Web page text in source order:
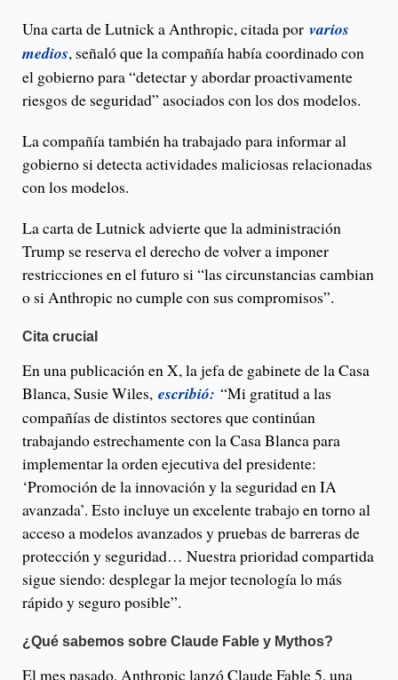
Una carta de Lutnick a Anthropic, citada por varios
medios, señaló que la compañía había coordinado con
el gobierno para “detectar y abordar proactivamente
riesgos de seguridad” asociados con los dos modelos.
La compañía también ha trabajado para informar al
gobierno si detecta actividades maliciosas relacionadas
con los modelos.
La carta de Lutnick advierte que la administración
Trump se reserva el derecho de volver a imponer
restricciones en el futuro si “las circunstancias cambian
o si Anthropic no cumple con sus compromisos”.
Cita crucial
En una publicación en X, la jefa de gabinete de la Casa
Blanca, Susie Wiles, escribió: “Mi gratitud a las
compañías de distintos sectores que continúan
trabajando estrechamente con la Casa Blanca para
implementar la orden ejecutiva del presidente:
‘Promoción de la innovación y la seguridad en IA
avanzada’. Esto incluye un excelente trabajo en torno al
acceso a modelos avanzados y pruebas de barreras de
protección y seguridad… Nuestra prioridad compartida
sigue siendo: desplegar la mejor tecnología lo más
rápido y seguro posible”.
¿Qué sabemos sobre Claude Fable y Mythos?
El mes pasado, Anthropic lanzó Claude Fable 5, una